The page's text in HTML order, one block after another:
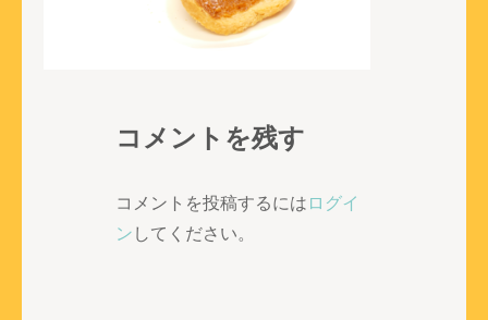
コメントを残す
コメントを投稿するにはログイ
ンしてください。